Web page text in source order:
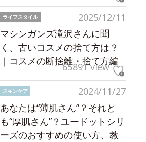
2025/12/11
ライフスタイル
マシンガンズ滝沢さんに聞
く、古いコスメの捨て方は？
｜コスメの断捨離・捨て方編
65891 view
2024/11/27
スキンケア
あなたは“薄肌さん”？それと
も“厚肌さん”？ユードットシリ
ーズのおすすめの使い方、教